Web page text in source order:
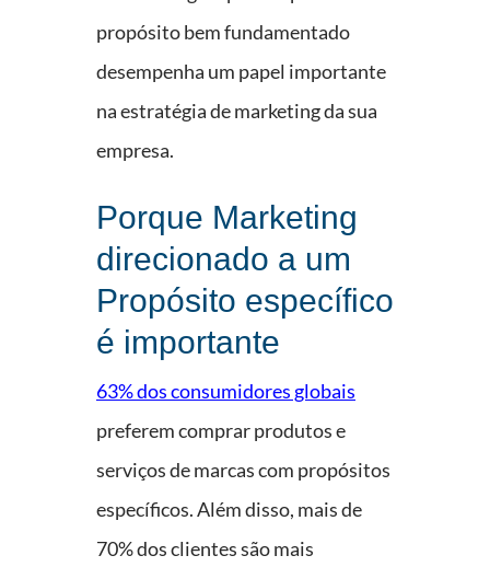
propósito bem fundamentado
desempenha um papel importante
na estratégia de marketing da sua
empresa.
Porque Marketing
direcionado a um
Propósito específico
é importante
63% dos consumidores globais
preferem comprar produtos e
serviços de marcas com propósitos
específicos. Além disso, mais de
70% dos clientes são mais